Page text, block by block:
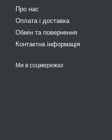
Про нас
Оплата і доставка
Обмін та повернення
Контактна інформація
Ми в соцмережах